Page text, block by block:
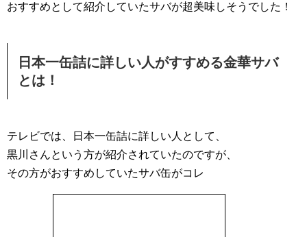
おすすめとして紹介していたサバが超美味しそうでした！
日本一缶詰に詳しい人がすすめる金華サバ
とは！
テレビでは、日本一缶詰に詳しい人として、
黒川さんという方が紹介されていたのですが、
その方がおすすめしていたサバ缶がコレ